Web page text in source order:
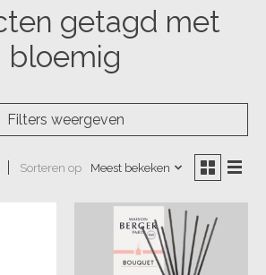
getagd met
bloemig
Filters weergeven
Sorteren op Meest bekeken